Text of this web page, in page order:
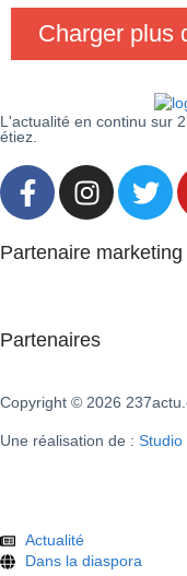
Charger plus
L'actualité en continu sur
étiez.
Partenaire marketing
Partenaires
Copyright © 2026
Une réalisation de : Studio
Actualité
Dans la diaspora